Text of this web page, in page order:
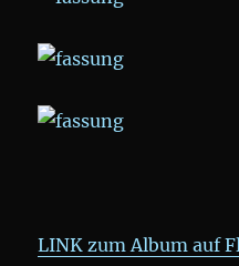
LINK zum Album auf